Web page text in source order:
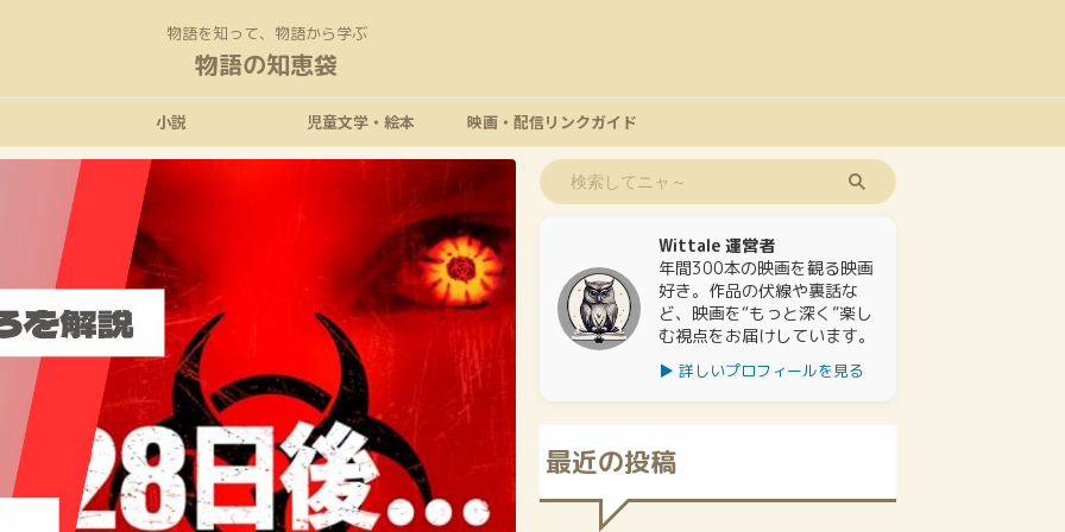
物語を知って、物語から学ぶ
物語の知恵袋
小説 児童文学・絵本 映画・配信リンクガイド
Wittale 運営者
年間300本の映画を観る映画
好き。作品の伏線や裏話な
ど、映画を“もっと深く”楽し
む視点をお届けしています。
▶ 詳しいプロフィールを見る
最近の投稿